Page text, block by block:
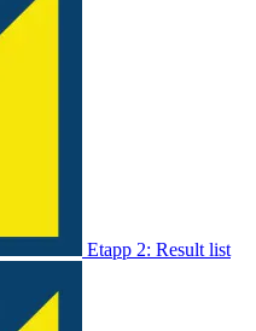
Etapp 2: Result list